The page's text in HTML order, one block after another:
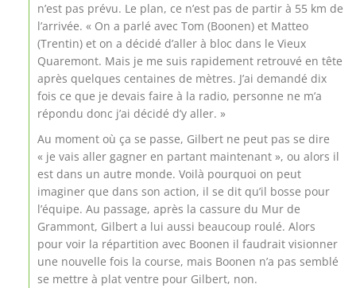
n’est pas prévu. Le plan, ce n’est pas de partir à 55 km de
l’arrivée. « On a parlé avec Tom (Boonen) et Matteo
(Trentin) et on a décidé d’aller à bloc dans le Vieux
Quaremont. Mais je me suis rapidement retrouvé en tête
après quelques centaines de mètres. J’ai demandé dix
fois ce que je devais faire à la radio, personne ne m’a
répondu donc j’ai décidé d’y aller. »
Au moment où ça se passe, Gilbert ne peut pas se dire
« je vais aller gagner en partant maintenant », ou alors il
est dans un autre monde. Voilà pourquoi on peut
imaginer que dans son action, il se dit qu’il bosse pour
l’équipe. Au passage, après la cassure du Mur de
Grammont, Gilbert a lui aussi beaucoup roulé. Alors
pour voir la répartition avec Boonen il faudrait visionner
une nouvelle fois la course, mais Boonen n’a pas semblé
se mettre à plat ventre pour Gilbert, non.